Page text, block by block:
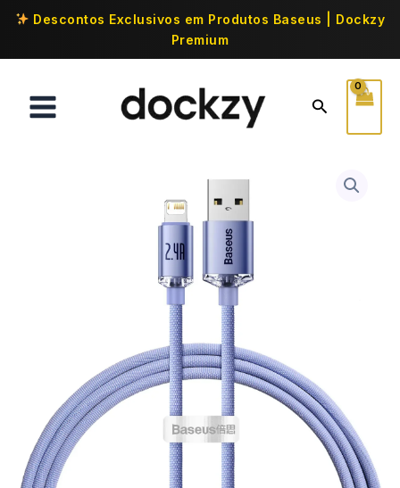
Descontos Exclusivos em Produtos Baseus | Dockzy
Premium